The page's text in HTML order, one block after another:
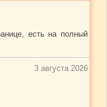
есть на полный
3 августа 2026